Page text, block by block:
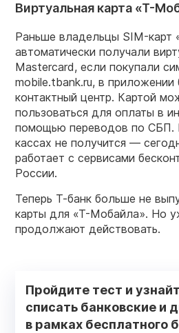
Виртуальная карта «Т-
Раньше владельцы SIM-карт
автоматически получали
Mastercard, если покупали
mobile.tbank.ru, в приложении
контактный центр. Картой
пользоваться для оплаты в
помощью переводов по СБП.
кассах не получится —
работает с сервисами
России.
Теперь Т-банк больше не
карты для «Т-Мобайла». Но
продолжают действовать.
Пройдите тест и
списать банковские и
в рамках бесплатного